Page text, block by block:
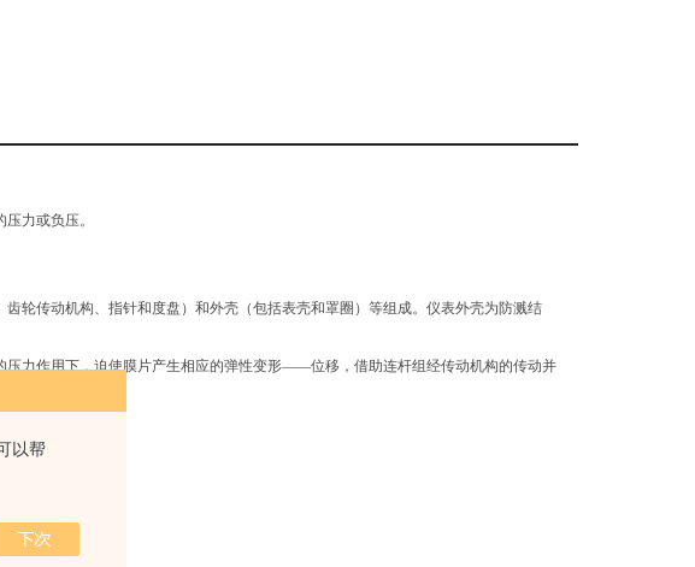
以帮
力或负压。
轮传动机构、指针和度盘）和外壳（包括表壳和罩圈）等组成。仪表外壳为防溅结
力作用下，迫使膜片产生相应的弹性变形——位移，借助连杆组经传动机构的传动并